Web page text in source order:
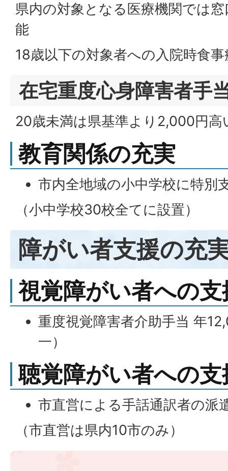
県内の対象となる医療機関では
能
18歳以下の対象者への入院時食
在宅重度心身障害者手
20歳未満は県基準より2,000円
教育関係の充実
市内全地域の小中学校に特別
（小中学校30校全てに設置）
障がい者支援の充
視覚障がい者への支
重度視覚障害者介助手当 年
一）
聴覚障がい者への支
市直営による手話通訳者の派
（市直営は県内10市のみ）